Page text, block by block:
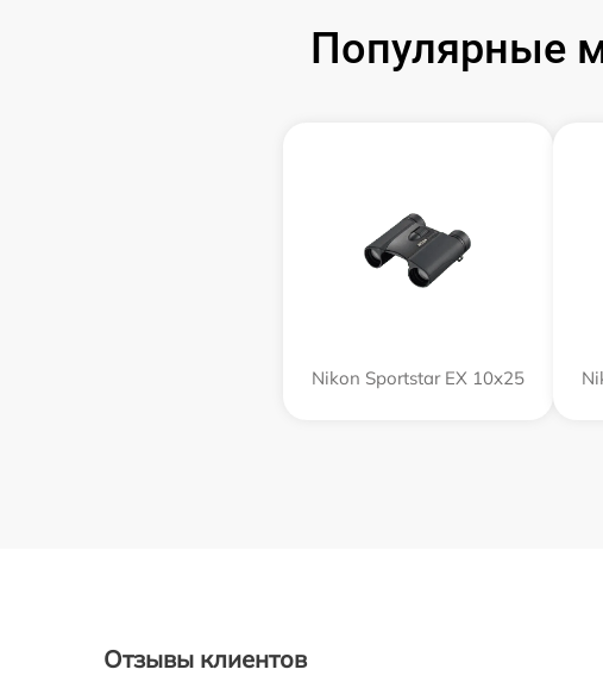
Популярные
Nikon Sportstar EX 10x25
Отзывы клиентов